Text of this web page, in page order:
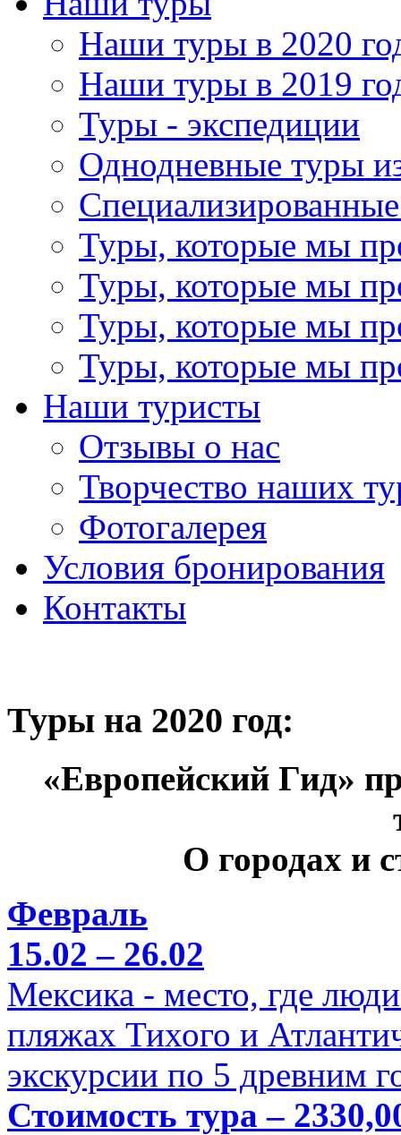
Наши туры в 2020
Наши туры в 2019
Туры - экспедиции
Однодневные туры
Туры, которые мы
Туры, которые мы
Туры, которые мы
Туры, которые мы
Наши туристы
Отзывы о нас
Творчество наших
Фотогалерея
Условия бронирования
Контакты
Туры на 2020 год:
«Европейский Гид»
О городах и
Февраль
15.02 – 26.02
Мексика - место, где
пляжах Тихого и
экскурсии по 5 древним
Стоимость тура –